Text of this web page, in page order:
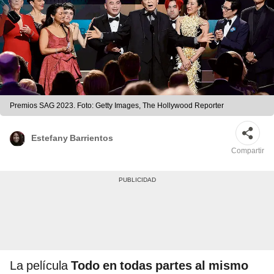
Premios SAG 2023. Foto: Getty Images, The Hollywood Reporter
Estefany Barrientos
Compartir
La películaTodo en todas partes al mismo